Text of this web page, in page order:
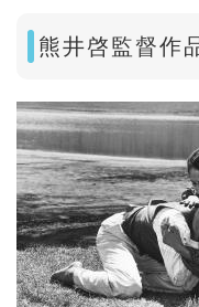
熊井啓監督作